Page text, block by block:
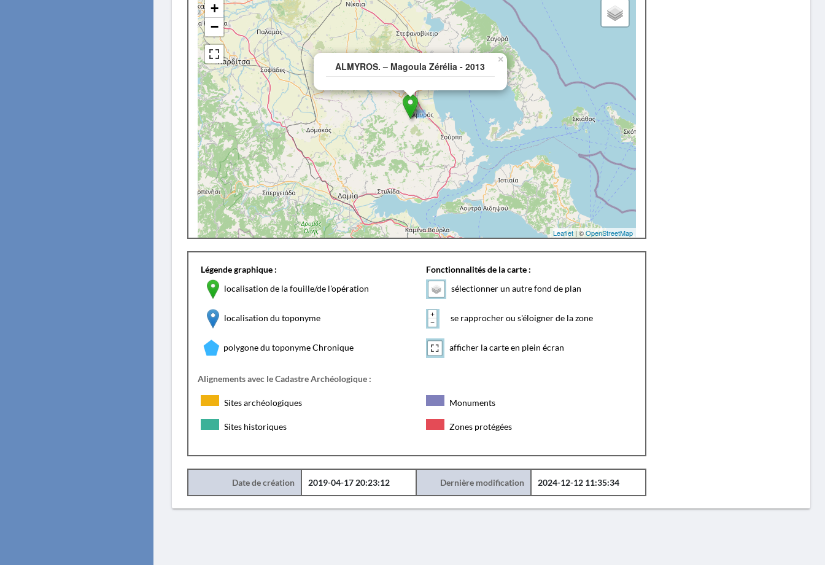
ALMYROS. – Magoula Zérélia - 2013
×
+
−
Leaflet| ©OpenStreetMap
Légende graphique :
localisation de la fouille/de l'opération
localisation du toponyme
polygone du toponyme Chronique
Fonctionnalités de la carte :
sélectionner un autre fond de plan
se rapprocher ou s'éloigner de la zone
afficher la carte en plein écran
Alignements avec le Cadastre Archéologique :
Sites archéologiques Monuments
Sites historiques Zones protégées
Date de création 2019-04-17 20:23:12 Dernière modification 2024-12-12 11:35:34